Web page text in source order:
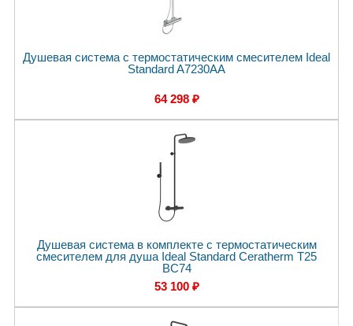
Душевая система с термостатическим смесителем Ideal
Standard A7230AA
64 298 ₽
Душевая система в комплекте с термостатическим
смесителем для душа Ideal Standard Ceratherm T25
BC74
53 100 ₽